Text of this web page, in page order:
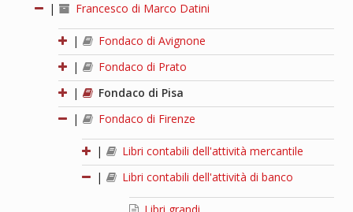
| Francesco di Marco Datini
|
Fondaco di Avignone
|
Fondaco di Prato
|
Fondaco di Pisa
|
Fondaco di Firenze
|
Libri contabili dell'attività mercantile
|
Libri contabili dell'attività di banco